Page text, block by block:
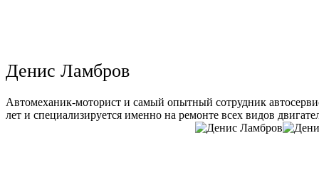
Денис Ламбров
Автомеханик-моторист и самый опытный сотрудник
лет и специализируется именно на ремонте всех видов